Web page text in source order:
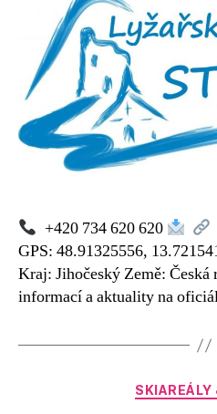
+420 734 620 620
GPS: 48.91325556,
Kraj: Jihočeský Země: Česká
informací a aktuality na
SKIAREÁLY